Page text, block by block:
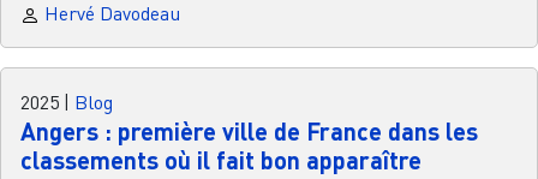
Hervé Davodeau
2025 Blog
Angers : première ville de France dans les
classements où il fait bon apparaître